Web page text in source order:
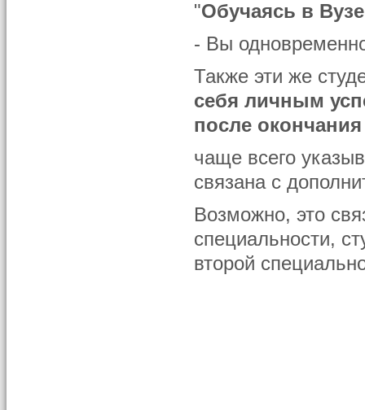
"Обучаясь в
- Вы
Также эти же
себя личным
после
чаще всего
связана с
Возможно, это
специальности,
второй